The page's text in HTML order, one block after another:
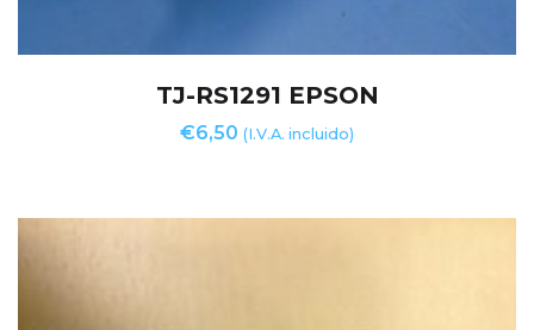
TJ-RS1291 EPSON
€6,50 (I.V.A. incluido)